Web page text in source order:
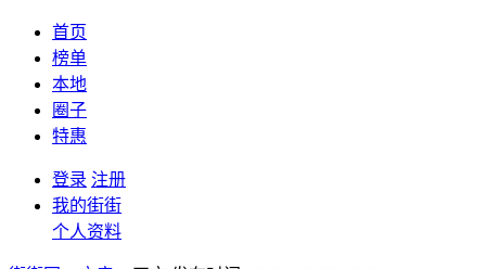
首页
榜单
本地
圈子
特惠
登录 注册
我的街街
个人资料